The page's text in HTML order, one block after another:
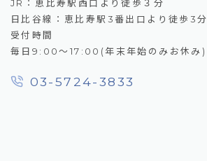
JR：恵比寿駅西口より徒歩３分
日比谷線：恵比寿駅3番出口より徒歩3分
受付時間
毎日9:00～17:00(年末年始のみお休み)
03-5724-3833